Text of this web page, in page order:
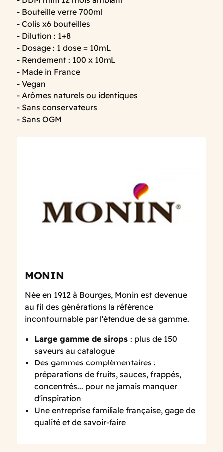
- Bouteille verre 700ml
- Colis x6 bouteilles
- Dilution : 1+8
- Dosage : 1 dose = 10mL
- Rendement : 100 x 10mL
- Made in France
- Vegan
- Arômes naturels ou identiques
- Sans conservateurs
- Sans OGM
MONIN
Née en 1912 à Bourges, Monin est devenue
au fil des générations la référence
incontournable par l'étendue de sa gamme.
Large gamme de sirops: plus de 150
saveurs au catalogue
Des gammes complémentaires :
préparations de fruits, sauces, frappés,
concentrés... pour ne jamais manquer
d'inspiration
Une entreprise familiale française, gage de
qualité et de savoir-faire